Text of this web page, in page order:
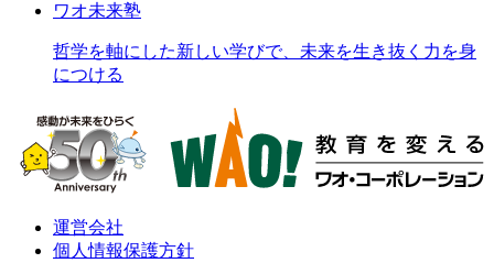
ワオ未来塾
哲学を軸にした新しい学びで、未来を生き抜く力を身
につける
運営会社
個人情報保護方針